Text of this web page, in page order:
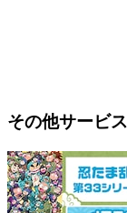
その他サービス